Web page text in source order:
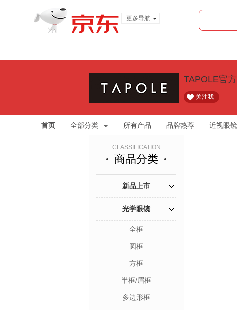
更多导航
TAPOLE官
关注我
首页 全部分类 所有产品 品牌热荐 近视眼
CLASSIFICATION
商品分类
新品上市
光学眼镜
全框
圆框
方框
半框/眉框
多边形框